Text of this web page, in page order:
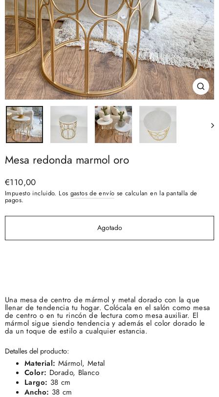
(esc)
Mesa redonda marmol oro
Precio
habitual
€110,00
Impuesto incluido. Los gastos de envío se calculan en la pantalla de
pagos.
Agotado
Una mesa de centro de mármol y metal dorado con la que
llenar de tendencia tu hogar. Colócala en el salón como mesa
de centro o en tu rincón de lectura como mesa auxiliar. El
mármol sigue siendo tendencia y además el color dorado le
da un toque de estilo a cualquier estancia.
Detalles del producto:
Material: Mármol, Metal
Color: Dorado, Blanco
Largo: 38 cm
Ancho: 38 cm